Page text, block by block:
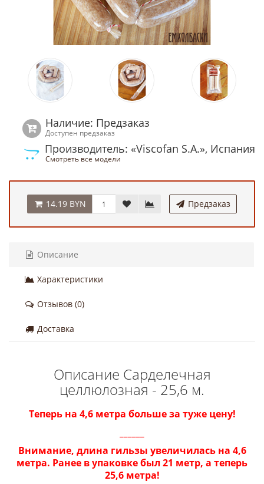
Наличие: Предзаказ
Доступен предзаказ
Производитель: «Viscofan S.A.», Испания
Смотреть все модели
14.19 BYN Предзаказ
Описание
Характеристики
Отзывов (0)
Доставка
Описание Сарделечная
целлюлозная - 25,6 м.
Теперь на 4,6 метра больше за туже цену!
Внимание, длина гильзы увеличилась на 4,6
метра. Ранее в упаковке был 21 метр, а теперь
25,6 метра!